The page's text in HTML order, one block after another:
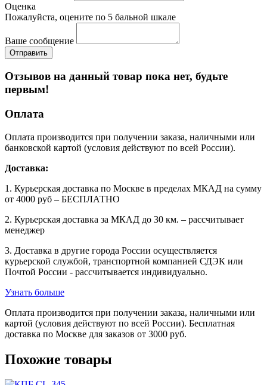
Оценка
Пожалуйста, оцените по 5 бальной шкале
Ваше сообщение
Отзывов на данный товар пока нет, будьте
первым!
Оплата
Оплата производится при получении заказа, наличными или
банковской картой (условия действуют по всей России).
Доставка:
1. Курьерская доставка по Москве в пределах МКАД на сумму
от 4000 руб – БЕСПЛАТНО
2. Курьерская доставка за МКАД до 30 км. – рассчитывает
менеджер
3. Доставка в другие города России осуществляется
курьерской службой, транспортной компанией СДЭК или
Почтой России - рассчитывается индивидуально.
Узнать больше
Оплата производится при получении заказа, наличными или
картой (условия действуют по всей России). Бесплатная
доставка по Москве для заказов от 3000 руб.
Похожие товары